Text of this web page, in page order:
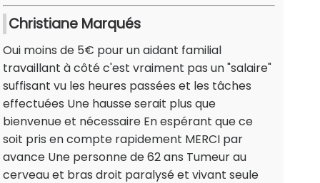
Christiane Marqués
Oui moins de 5€ pour un aidant familial
travaillant à côté c'est vraiment pas un "salaire"
suffisant vu les heures passées et les tâches
effectuées Une hausse serait plus que
bienvenue et nécessaire En espérant que ce
soit pris en compte rapidement MERCI par
avance Une personne de 62 ans Tumeur au
cerveau et bras droit paralysé et vivant seule